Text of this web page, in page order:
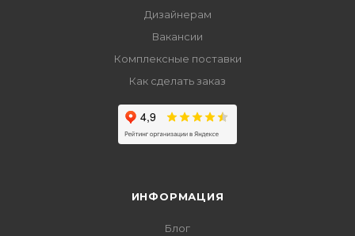
Дизайнерам
Вакансии
Комплексные поставки
Как сделать заказ
ИНФОРМАЦИЯ
Блог